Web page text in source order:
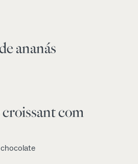
ananás
com